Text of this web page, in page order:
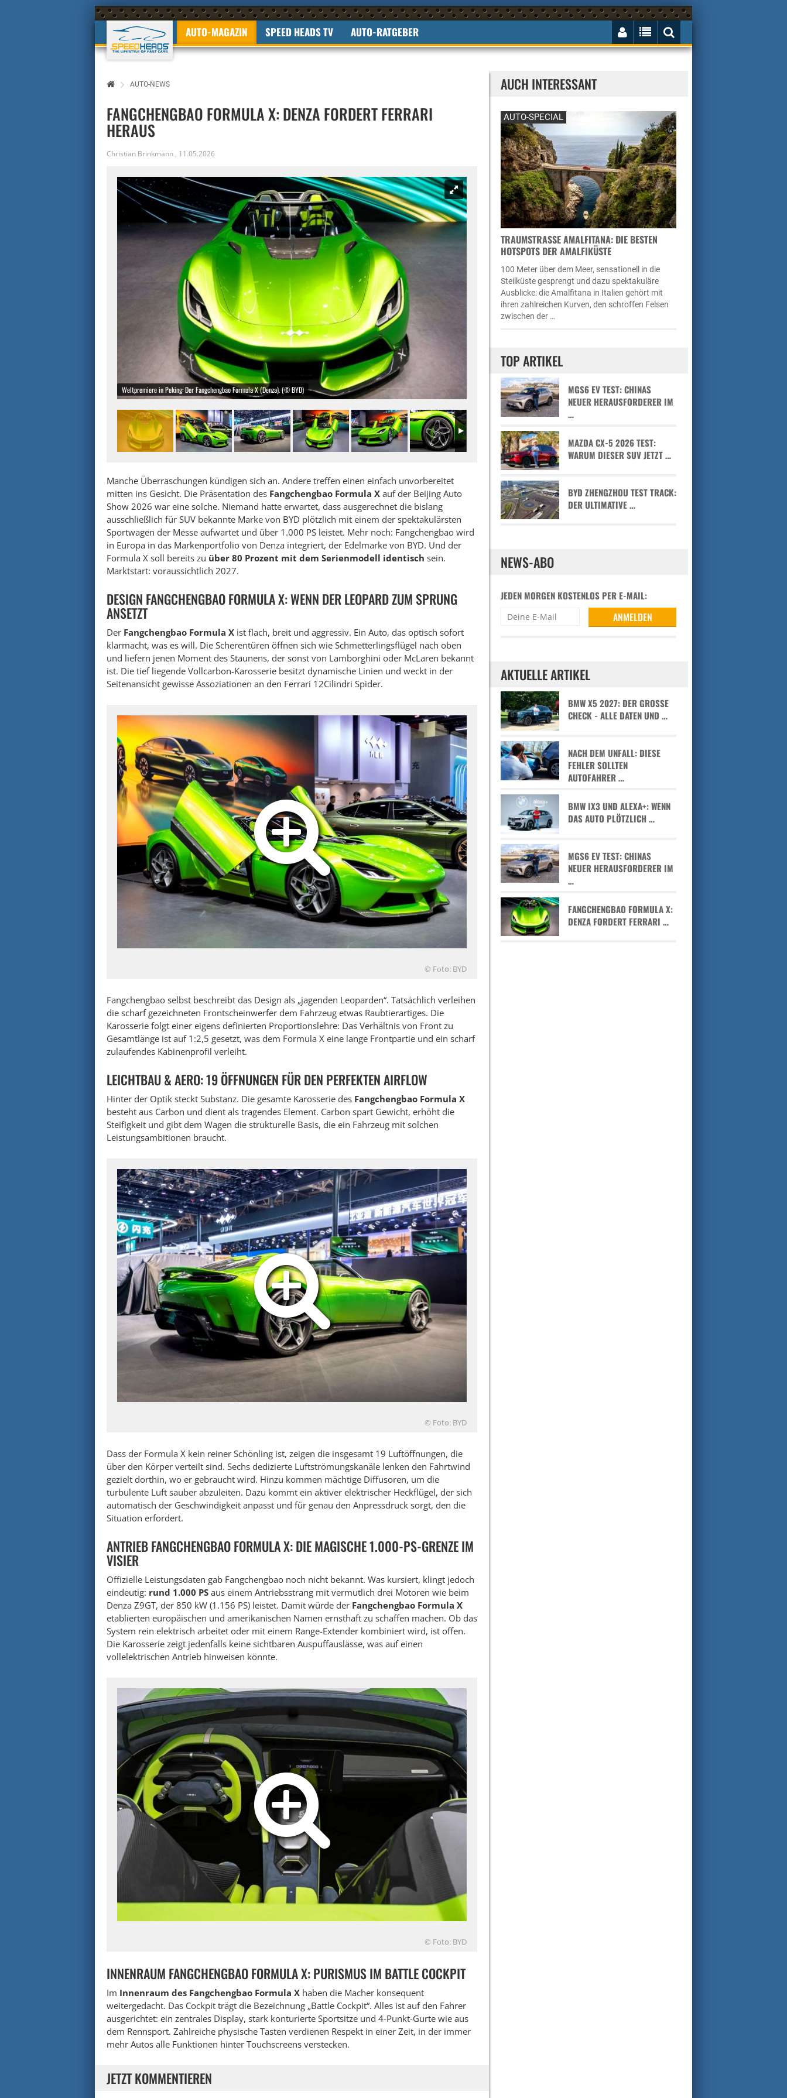
AUTO-MAGAZIN SPEED HEADS TV AUTO-RATGEBER
AUTO-NEWS
FANGCHENGBAO FORMULA X: DENZA FORDERT FERRARI
HERAUS
Christian Brinkmann , 11.05.2026
Weltpremiere in Peking: Der Fangchengbao Formula X (Denza). (© BYD)
Manche Überraschungen kündigen sich an. Andere treffen einen einfach unvorbereitet
mitten ins Gesicht. Die Präsentation des Fangchengbao Formula X auf der Beijing Auto
Show 2026 war eine solche. Niemand hatte erwartet, dass ausgerechnet die bislang
ausschließlich für SUV bekannte Marke von BYD plötzlich mit einem der spektakulärsten
Sportwagen der Messe aufwartet und über 1.000 PS leistet. Mehr noch: Fangchengbao wird
in Europa in das Markenportfolio von Denza integriert, der Edelmarke von BYD. Und der
Formula X soll bereits zu über 80 Prozent mit dem Serienmodell identisch sein.
Marktstart: voraussichtlich 2027.
DESIGN FANGCHENGBAO FORMULA X: WENN DER LEOPARD ZUM SPRUNG
ANSETZT
Der Fangchengbao Formula X ist flach, breit und aggressiv. Ein Auto, das optisch sofort
klarmacht, was es will. Die Scherentüren öffnen sich wie Schmetterlingsflügel nach oben
und liefern jenen Moment des Staunens, der sonst von Lamborghini oder McLaren bekannt
ist. Die tief liegende Vollcarbon-Karosserie besitzt dynamische Linien und weckt in der
Seitenansicht gewisse Assoziationen an den Ferrari 12Cilindri Spider.
© Foto: BYD
Fangchengbao selbst beschreibt das Design als „jagenden Leoparden“. Tatsächlich verleihen
die scharf gezeichneten Frontscheinwerfer dem Fahrzeug etwas Raubtierartiges. Die
Karosserie folgt einer eigens definierten Proportionslehre: Das Verhältnis von Front zu
Gesamtlänge ist auf 1:2,5 gesetzt, was dem Formula X eine lange Frontpartie und ein scharf
zulaufendes Kabinenprofil verleiht.
LEICHTBAU & AERO: 19 ÖFFNUNGEN FÜR DEN PERFEKTEN AIRFLOW
Hinter der Optik steckt Substanz. Die gesamte Karosserie des Fangchengbao Formula X
besteht aus Carbon und dient als tragendes Element. Carbon spart Gewicht, erhöht die
Steifigkeit und gibt dem Wagen die strukturelle Basis, die ein Fahrzeug mit solchen
Leistungsambitionen braucht.
© Foto: BYD
Dass der Formula X kein reiner Schönling ist, zeigen die insgesamt 19 Luftöffnungen, die
über den Körper verteilt sind. Sechs dedizierte Luftströmungskanäle lenken den Fahrtwind
gezielt dorthin, wo er gebraucht wird. Hinzu kommen mächtige Diffusoren, um die
turbulente Luft sauber abzuleiten. Dazu kommt ein aktiver elektrischer Heckflügel, der sich
automatisch der Geschwindigkeit anpasst und für genau den Anpressdruck sorgt, den die
Situation erfordert.
ANTRIEB FANGCHENGBAO FORMULA X: DIE MAGISCHE 1.000-PS-GRENZE IM
VISIER
Offizielle Leistungsdaten gab Fangchengbao noch nicht bekannt. Was kursiert, klingt jedoch
eindeutig: rund 1.000 PS aus einem Antriebsstrang mit vermutlich drei Motoren wie beim
Denza Z9GT, der 850 kW (1.156 PS) leistet. Damit würde der Fangchengbao Formula X
etablierten europäischen und amerikanischen Namen ernsthaft zu schaffen machen. Ob das
System rein elektrisch arbeitet oder mit einem Range-Extender kombiniert wird, ist offen.
Die Karosserie zeigt jedenfalls keine sichtbaren Auspuffauslässe, was auf einen
vollelektrischen Antrieb hinweisen könnte.
© Foto: BYD
INNENRAUM FANGCHENGBAO FORMULA X: PURISMUS IM BATTLE COCKPIT
Im Innenraum des Fangchengbao Formula X haben die Macher konsequent
weitergedacht. Das Cockpit trägt die Bezeichnung „Battle Cockpit“. Alles ist auf den Fahrer
ausgerichtet: ein zentrales Display, stark konturierte Sportsitze und 4-Punkt-Gurte wie aus
dem Rennsport. Zahlreiche physische Tasten verdienen Respekt in einer Zeit, in der immer
mehr Autos alle Funktionen hinter Touchscreens verstecken.
JETZT KOMMENTIEREN
AUCH INTERESSANT
AUTO-SPECIAL
TRAUMSTRASSE AMALFITANA: DIE BESTEN H
OTSPOTS DER AMALFIKÜSTE
100 Meter über dem Meer, sensationell in die
Steilküste gesprengt und dazu spektakuläre
Ausblicke: die Amalfitana in Italien gehört mit
ihren zahlreichen Kurven, den schroffen Felsen
zwischen der …
TOP ARTIKEL
MGS6 EV TEST: CHINAS
NEUER HERAUSFORDERER IM
…
MAZDA CX-5 2026 TEST:
WARUM DIESER SUV JETZT …
BYD ZHENGZHOU TEST TRACK:
DER ULTIMATIVE …
NEWS-ABO
JEDEN MORGEN KOSTENLOS PER E-MAIL:
AKTUELLE ARTIKEL
BMW X5 2027: DER GROSSE C
HECK - ALLE DATEN UND …
NACH DEM UNFALL: DIESE
FEHLER SOLLTEN
AUTOFAHRER …
BMW IX3 UND ALEXA+: WENN
DAS AUTO PLÖTZLICH …
MGS6 EV TEST: CHINAS
NEUER HERAUSFORDERER IM
…
FANGCHENGBAO FORMULA X:
DENZA FORDERT FERRARI …